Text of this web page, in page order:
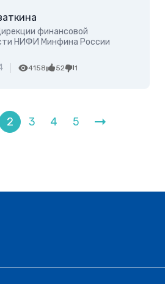
финансовой
НИФИ Минфина России
4158 52 1
2 3 4 5